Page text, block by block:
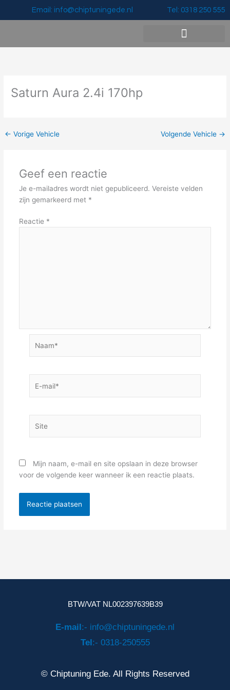
Email: info@chiptuningede.nl Tel: 0318 250 555
Saturn Aura 2.4i 170hp
← Vorige Vehicle Volgende Vehicle →
Geef een reactie
Je e-mailadres wordt niet gepubliceerd. Vereiste velden
zijn gemarkeerd met *
Reactie *
mail*
Mijn naam, e-mail en site opslaan in deze browser
voor de volgende keer wanneer ik een reactie plaats.
BTW/VAT NL002397639B39
E-mail :- info@chiptuningede.nl
Tel :- 0318-250555
© Chiptuning Ede. All Rights Reserved